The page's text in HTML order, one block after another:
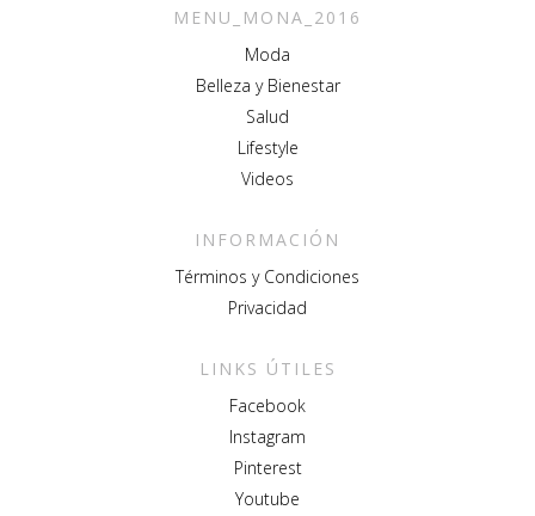
MENU_MONA_2016
Moda
Belleza y Bienestar
Salud
Lifestyle
Videos
INFORMACIÓN
Términos y Condiciones
Privacidad
LINKS ÚTILES
Facebook
Instagram
Pinterest
Youtube